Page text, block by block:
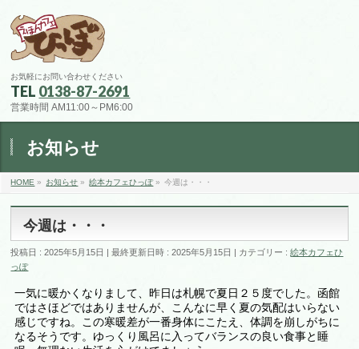
お気軽にお問い合わせください
TEL 0138-87-2691
営業時間 AM11:00～PM6:00
お知らせ
HOME » お知らせ » 絵本カフェひっぽ» 今週は・・・
今週は・・・
投稿日 : 2025年5月15日 最終更新日時 : 2025年5月15日 カテゴリー :絵本カフェひ
っぽ
一気に暖かくなりまして、昨日は札幌で夏日２５度でした。函館
ではさほどではありませんが、こんなに早く夏の気配はいらない
感じですね。この寒暖差が一番身体にこたえ、体調を崩しがちに
なるそうです。ゆっくり風呂に入ってバランスの良い食事と睡